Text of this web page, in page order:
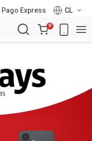
Pago Express
CL
Carro
de
0